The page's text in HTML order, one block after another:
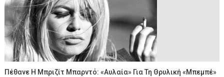
Πέθανε Η Μπριζίτ Μπαρντό: «Αυλαία» Για Τη Θρυλική «Μπεμπέ»